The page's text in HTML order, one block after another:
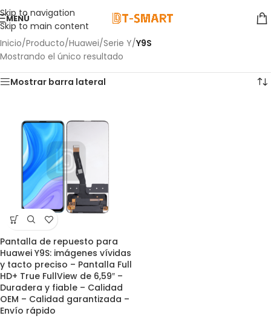
Skip to navigation
Skip to main content
MENÚ
Inicio/Producto/Huawei/Serie Y/Y9S
Mostrando el único resultado
Mostrar barra lateral
Pantalla de repuesto para
Huawei Y9S: imágenes vívidas
y tacto preciso – Pantalla Full
HD+ True FullView de 6,59″ –
Duradera y fiable – Calidad
OEM – Calidad garantizada –
Envío rápido